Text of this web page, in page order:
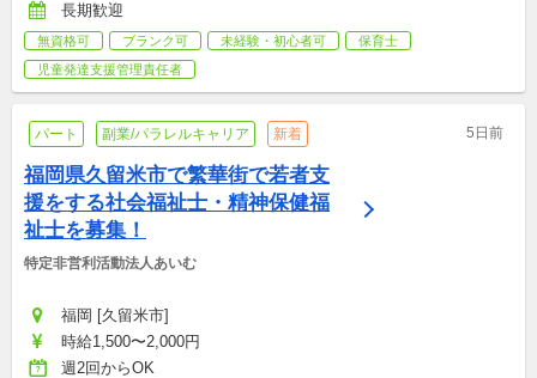
長期歓迎
無資格可 ブランク可 未経験・初心者可
保育士
児童発達支援管理責任者
パート 副業/パラレルキャリア 新着 5日前
福岡県久留米市で繁華街で若者支
援をする社会福祉士・精神保健福
祉士を募集！
特定非営利活動法人あいむ
福岡 [久留米市]
時給1,500〜2,000円
週2回からOK